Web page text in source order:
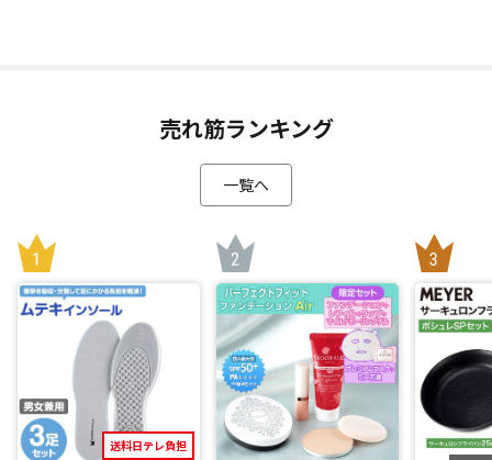
1)したというデータも！
さらにEMSも搭載されているので、電気刺激が程よく筋肉を
モーター振動は5段階、EMSは10段階から選べるので、その日
の気分や好みに合わせてお使いいただけます。
(※振動とEMSを同時に起動させることはできません。振動か
らEMS、EMSから振動に切り替えた場合、起動から10分経過
すると動作が止まります。)
様々なトレーニングが可能
「ライフフィット Vトレアプローチ」は、内転筋だけでなく
骨盤底筋も刺激し、しっかりアプローチ＆トレーニング出来
売れ筋ランキング
一覧へ
送料日テレ負担